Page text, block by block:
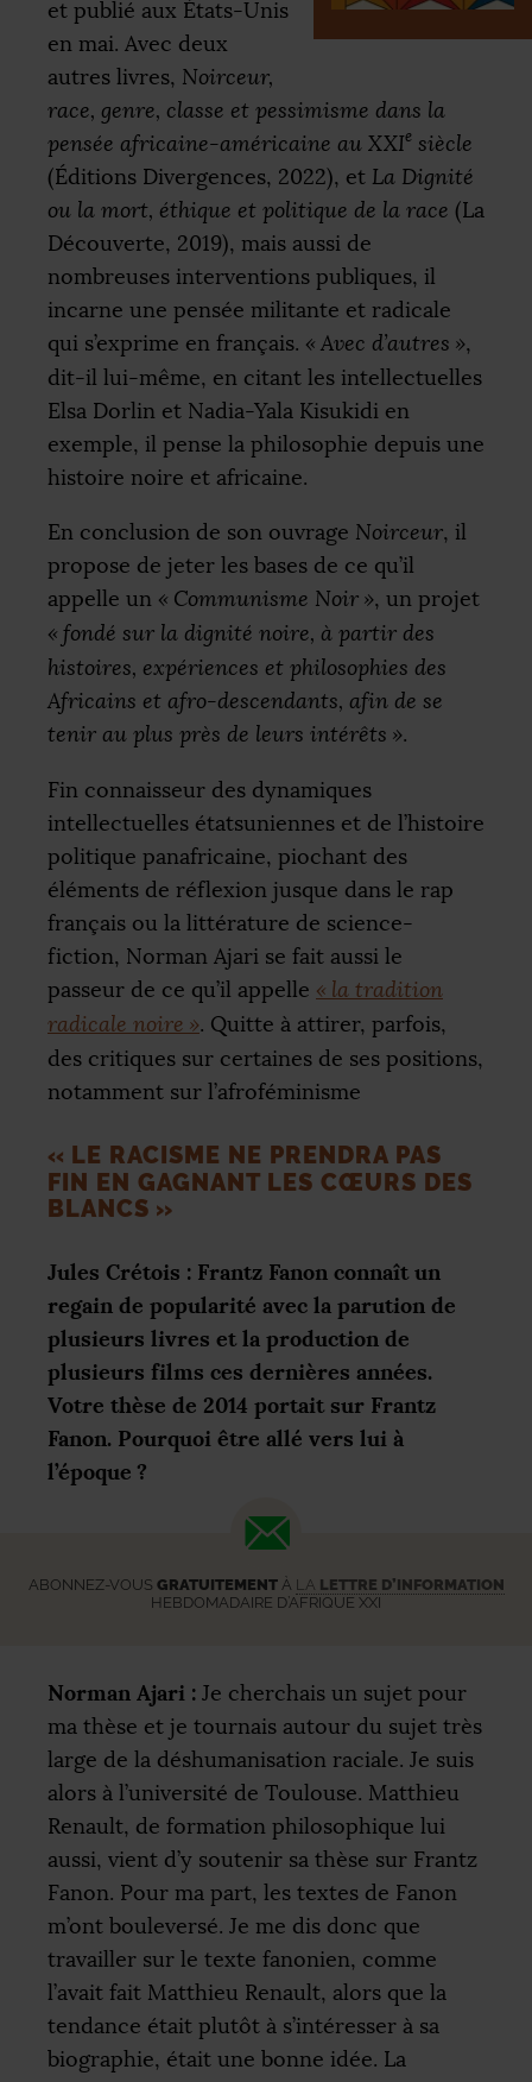
et publié aux États-Unis
en mai. Avec deux
autres livres, Noirceur,
race, genre, classe et pessimisme dans la
pensée africaine-américaine au XXIe siècle
(Éditions Divergences, 2022), et La Dignité
ou la mort, éthique et politique de la race (La
Découverte, 2019), mais aussi de
nombreuses interventions publiques, il
incarne une pensée militante et radicale
qui s’exprime en français. « Avec d’autres »,
dit-il lui-même, en citant les intellectuelles
Elsa Dorlin et Nadia-Yala Kisukidi en
exemple, il pense la philosophie depuis une
histoire noire et africaine.
En conclusion de son ouvrage Noirceur, il
propose de jeter les bases de ce qu’il
appelle un « Communisme Noir », un projet
« fondé sur la dignité noire, à partir des
histoires, expériences et philosophies des
Africains et afro-descendants, afin de se
tenir au plus près de leurs intérêts ».
Fin connaisseur des dynamiques
intellectuelles étatsuniennes et de l’histoire
politique panafricaine, piochant des
éléments de réflexion jusque dans le rap
français ou la littérature de science-
fiction, Norman Ajari se fait aussi le
passeur de ce qu’il appelle « la tradition
radicale noire ». Quitte à attirer, parfois,
des critiques sur certaines de ses positions,
notamment sur l’afroféminisme
« LE RACISME NE PRENDRA PAS
FIN EN GAGNANT LES CŒURS DES
BLANCS »
Jules Crétois : Frantz Fanon connaît un
regain de popularité avec la parution de
plusieurs livres et la production de
plusieurs films ces dernières années.
Votre thèse de 2014 portait sur Frantz
Fanon. Pourquoi être allé vers lui à
l’époque ?
ABONNEZ-VOUS GRATUITEMENTÀ LA LETTRE D’INFORMATION
HEBDOMADAIRE D’AFRIQUE XXI
Norman Ajari : Je cherchais un sujet pour
ma thèse et je tournais autour du sujet très
large de la déshumanisation raciale. Je suis
alors à l’université de Toulouse. Matthieu
Renault, de formation philosophique lui
aussi, vient d’y soutenir sa thèse sur Frantz
Fanon. Pour ma part, les textes de Fanon
m’ont bouleversé. Je me dis donc que
travailler sur le texte fanonien, comme
l’avait fait Matthieu Renault, alors que la
tendance était plutôt à s’intéresser à sa
biographie, était une bonne idée. La